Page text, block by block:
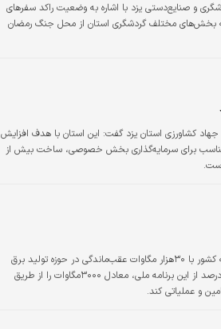
و صنایع‌دستی یزد با اشاره به وضعیت راکد سفرهای
بخش‌های مختلف گردشگری استان از محل جنگ رمضان
جهاد کشاورزی استان یزد گفت: این استان با هدف افزایش
مناسب برای سرمایه‌گذاری بخش خصوصی، ساخت بیش از
دنیای‌اقتصاد – یزد: استاندار یزد با اشاره به اینکه کشور با ۳۰هزار مگاوات عقب‌ماندگی در حوزه تولید برق
مواجه است، گفت: استان یزد متعهد شده که ۱۰درصد از این برنامه ملی، معادل ۳۰۰۰مگاوات را از طریق
و عملیاتی کند.